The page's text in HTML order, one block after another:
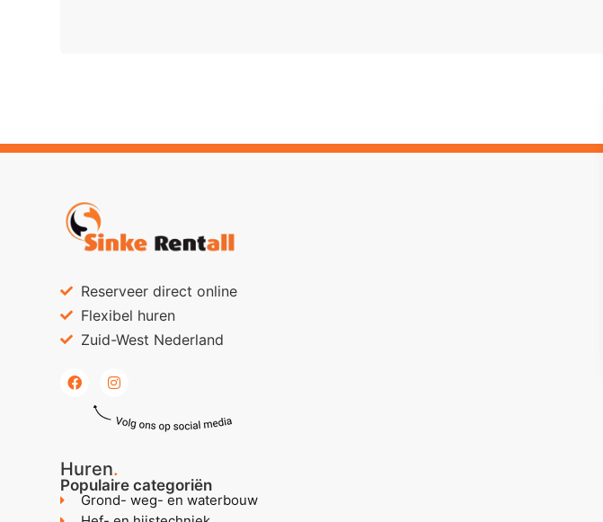
Reserveer direct online
Flexibel huren
Zuid-West Nederland
Huren.
Populaire categoriën
Grond- weg- en waterbouw